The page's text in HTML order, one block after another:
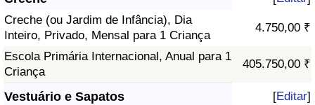
Creche (ou Jardim de Infância), Dia
Inteiro, Privado, Mensal para 1 Criança
4.750,00 ₹
Escola Primária Internacional, Anual para 1
Criança
405.750,00 ₹
Vestuário e Sapatos [Editar]